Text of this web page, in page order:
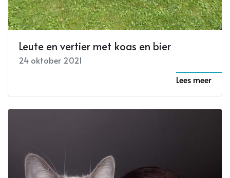
Leute en vertier met koas en bier
24 oktober 2021
Lees meer